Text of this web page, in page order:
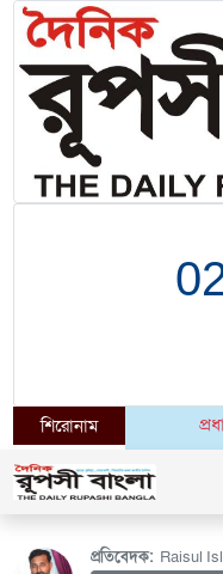
শিরোনাম
প্রতিবেদক: Raisul